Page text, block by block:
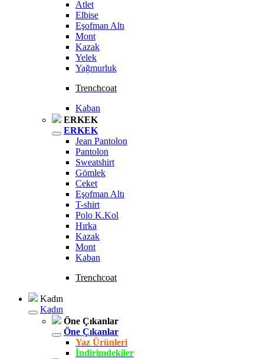
Atlet
Elbise
Eşofman Altı
Mont
Kazak
Yelek
Yağmurluk
Trenchcoat
Kaban
ERKEK
ERKEK
Jean Pantolon
Pantolon
Sweatshirt
Gömlek
Ceket
Eşofman Altı
T-shirt
Polo K.Kol
Hırka
Kazak
Mont
Kaban
Trenchcoat
Kadın
Kadın
Öne Çıkanlar
Öne Çıkanlar
Yaz Ürünleri
İndirimdekiler